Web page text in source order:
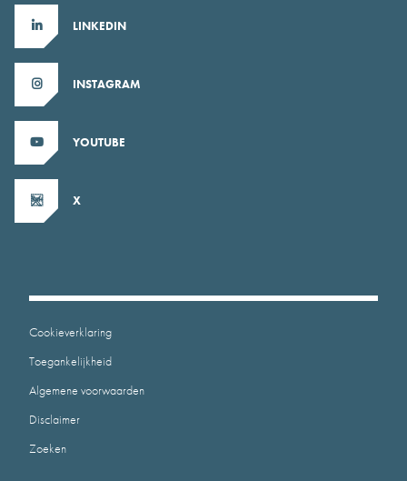
LINKEDIN
INSTAGRAM
YOUTUBE
X
Cookieverklaring
Toegankelijkheid
Algemene voorwaarden
Disclaimer
Zoeken